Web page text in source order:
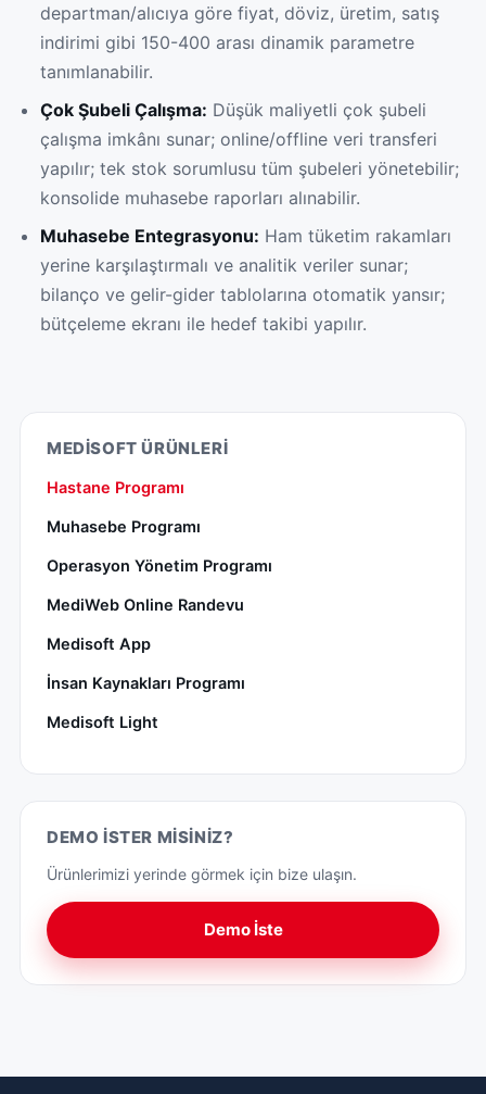
departman/alıcıya göre fiyat, döviz, üretim, satış
indirimi gibi 150-400 arası dinamik parametre
tanımlanabilir.
Çok Şubeli Çalışma: Düşük maliyetli çok şubeli
çalışma imkânı sunar; online/offline veri transferi
yapılır; tek stok sorumlusu tüm şubeleri yönetebilir;
konsolide muhasebe raporları alınabilir.
Muhasebe Entegrasyonu: Ham tüketim rakamları
yerine karşılaştırmalı ve analitik veriler sunar;
bilanço ve gelir-gider tablolarına otomatik yansır;
bütçeleme ekranı ile hedef takibi yapılır.
MEDISOFT ÜRÜNLERI
Hastane Programı
Muhasebe Programı
Operasyon Yönetim Programı
MediWeb Online Randevu
Medisoft App
İnsan Kaynakları Programı
Medisoft Light
DEMO İSTER MISINIZ?
Ürünlerimizi yerinde görmek için bize ulaşın.
Demo İste